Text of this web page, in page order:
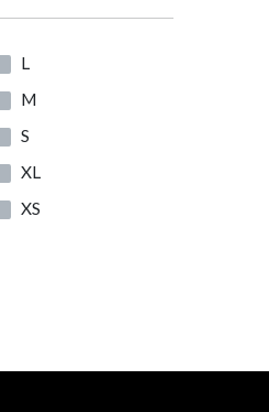
Verde Caqui
L
M
S
XL
XS